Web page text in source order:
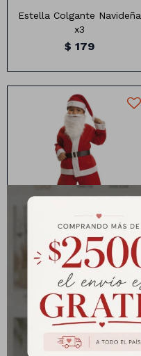
Estella Colgante Navideña
x3
$ 179
Incluye: SACO, PANTALON,
CINTO, GORRO
Disfraz de Papa Noel -
Niño
$ 259